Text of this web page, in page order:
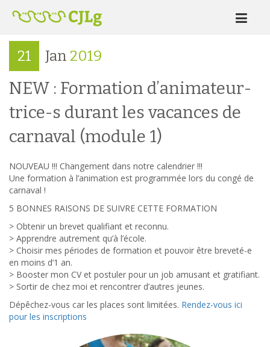
21 Jan 2019
NEW : Formation d’animateur-
trice-s durant les vacances de
carnaval (module 1)
NOUVEAU !!! Changement dans notre calendrier !!!
Une formation à l’animation est programmée lors du congé de
carnaval !
5 BONNES RAISONS DE SUIVRE CETTE FORMATION
> Obtenir un brevet qualifiant et reconnu.
> Apprendre autrement qu’à l’école.
> Choisir mes périodes de formation et pouvoir être breveté-e
en moins d’1 an.
> Booster mon CV et postuler pour un job amusant et gratifiant.
> Sortir de chez moi et rencontrer d’autres jeunes.
Dépêchez-vous car les places sont limitées. Rendez-vous ici
pour les inscriptions